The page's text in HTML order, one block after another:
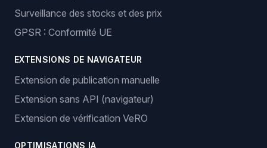
Surveillance des stocks et des prix
GPSR : Conformité UE
EXTENSIONS DE NAVIGATEUR
Extension de publication manuelle
Extension sans API (navigateur)
Extension de vérification VeRO
OPTIMISATIONS IA